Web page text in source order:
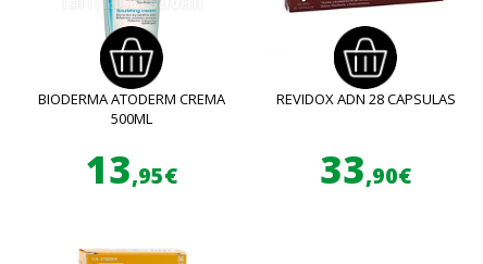
BIODERMA ATODERM CREMA
500ML
13,95€
REVIDOX ADN 28 CAPSULAS
33,90€